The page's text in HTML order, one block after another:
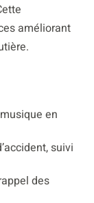
améliorant
en
suivi
des